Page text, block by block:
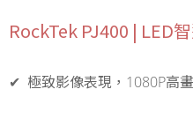
RockTek PJ400 | LED
✔ 極致影像表現，1080P高